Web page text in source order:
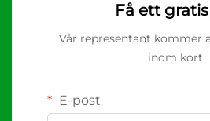
Få ett
Vår representant kommer
inom kort.
E-post